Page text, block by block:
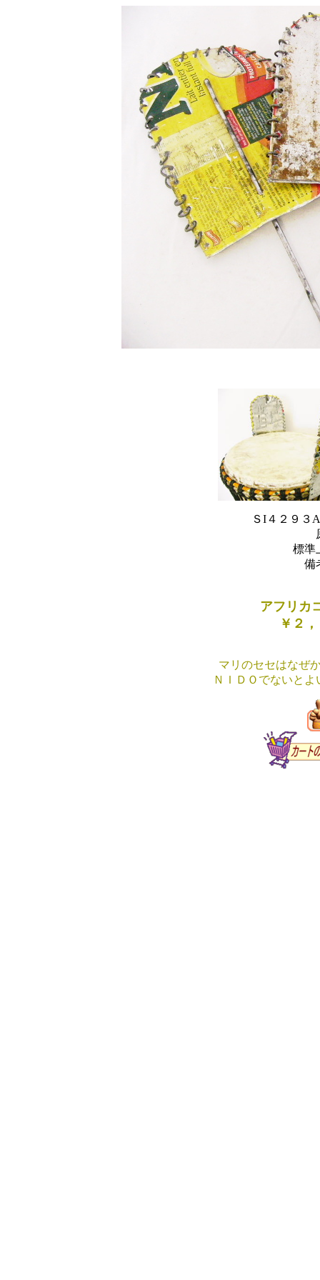
ＳI４２９３
標準
備
アフリカ
￥２
マリのセセはなぜ
ＮＩＤＯでないと